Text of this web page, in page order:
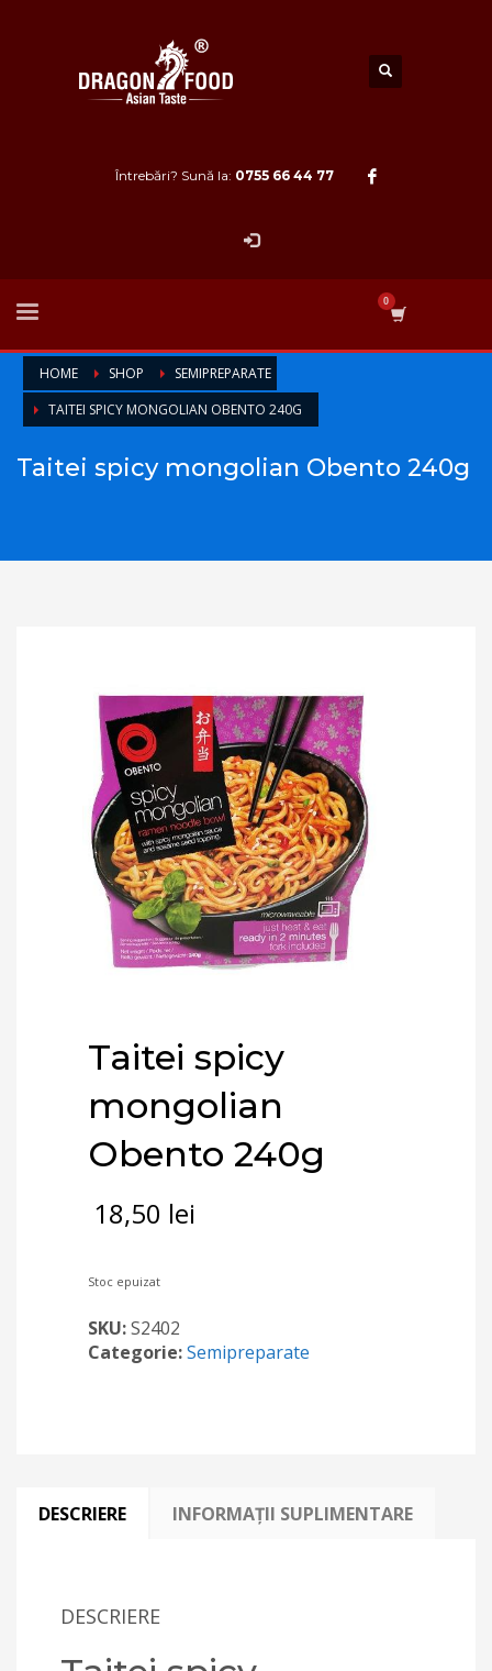
Întrebări? Sună la: 0755 66 44 77
HOME SHOP
SEMIPREPARATE
TAITEI SPICY MONGOLIAN OBENTO 240G
Taitei spicy mongolian Obento 240g
Taitei spicy
mongolian
Obento 240g
18,50 lei
Stoc epuizat
SKU:S2402
Categorie:Semipreparate
DESCRIERE INFORMAȚII SUPLIMENTARE
DESCRIERE